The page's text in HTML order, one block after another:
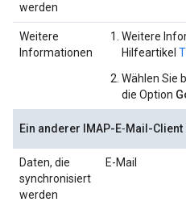
werden
Weitere
Informationen
Weitere
Hilfeartikel
Wählen Sie
die Option
Ein anderer IMAP-E‑Mail-Client
Daten, die
synchronisiert
werden
E-Mail